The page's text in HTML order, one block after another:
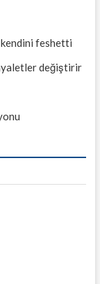
feshetti
değiştirir